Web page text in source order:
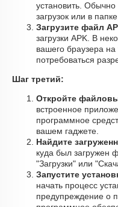
установить. Обычно
загрузок или в
Загрузите файл
загрузки APK. В
вашего браузера
потребоваться
Шаг третий:
Откройте
встроенное
программное
вашем гаджете.
Найдите
куда был загружен
"Загрузки" или
Запустите
начать процесс
предупреждение о